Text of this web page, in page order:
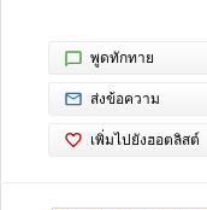
พูดทักทาย
ส่งข้อความ
เพิ่มไปยังฮอตลิสต์